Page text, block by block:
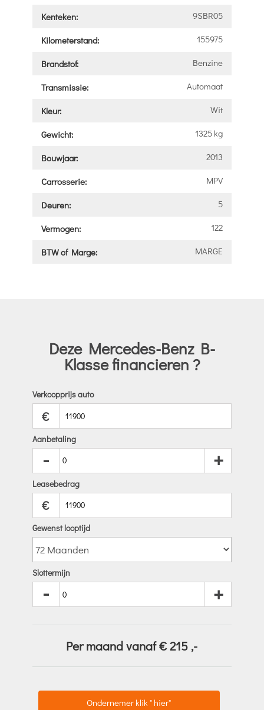
Kenteken: 9SBR05
Kilometerstand: 155975
Brandstof: Benzine
Transmissie: Automaat
Kleur: Wit
Gewicht: 1325 kg
Bouwjaar: 2013
Carrosserie: MPV
Deuren: 5
Vermogen: 122
BTW of Marge: MARGE
Deze Mercedes-Benz B-
Klasse financieren ?
Verkoopprijs auto
€
Aanbetaling
- +
Leasebedrag
€
Gewenst looptijd
Slottermijn
- +
Per maand vanaf €215 ,-
Ondernemer klik " hier"